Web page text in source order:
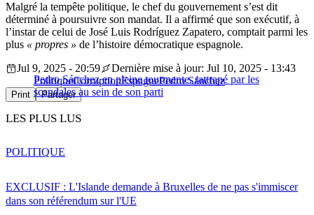
Malgré la tempête politique, le chef du gouvernement s’est dit
déterminé à poursuivre son mandat. Il a affirmé que son exécutif, à
l’instar de celui de José Luis Rodríguez Zapatero, comptait parmi les
plus « propres » de l’histoire démocratique espagnole.
Pedro Sánchez en pleine tourmente, rattrapé par les
scandales au sein de son parti
Jul 9, 2025 - 20:59
Dernière mise à jour: Jul 10, 2025 - 13:43
PolitiqueCorruptionEspagnePedro Sánchez
Print Partager
LES PLUS LUS
EXCLUSIF : L'Islande demande à Bruxelles de ne pas s'immiscer
dans son référendum sur l'UE
POLITIQUE